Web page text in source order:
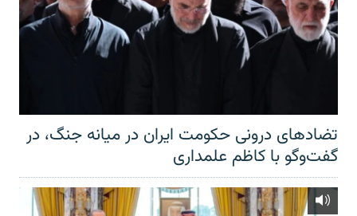
تضادهای درونی حکومت ایران در میانه جنگ، در
گفت‌‌وگو با کاظم علمداری